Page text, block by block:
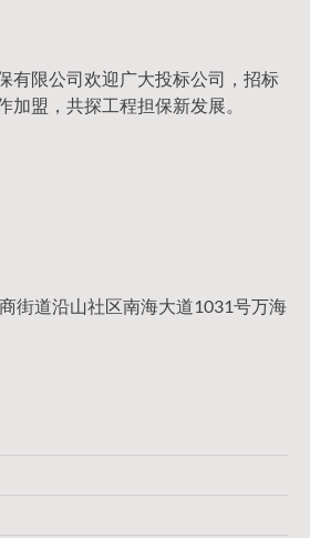
有限公司欢迎广大投标公司，招标
加盟，共探工程担保新发展。
街道沿山社区南海大道1031号万海